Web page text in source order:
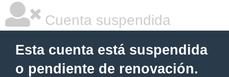
Cuenta suspendida
Esta cuenta está suspendida
o pendiente de renovación.